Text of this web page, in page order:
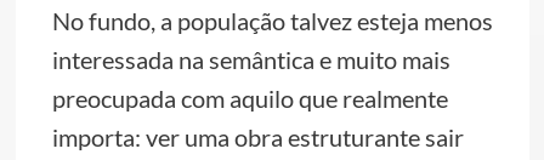
No fundo, a população talvez esteja menos
interessada na semântica e muito mais
preocupada com aquilo que realmente
importa: ver uma obra estruturante sair